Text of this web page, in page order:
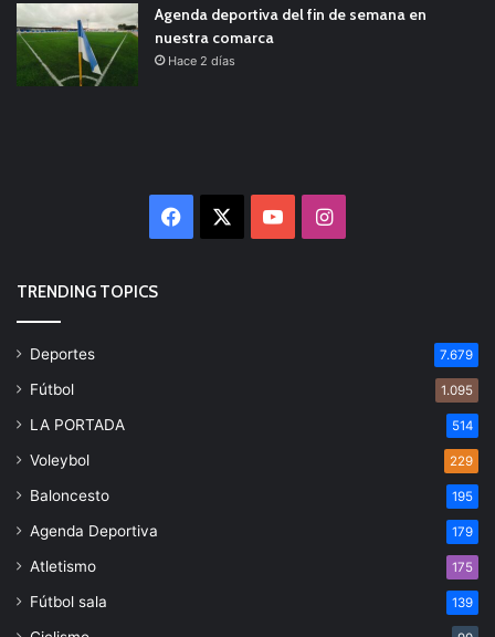
Agenda deportiva del fin de semana en
nuestra comarca
Hace 2 días
Facebook YouTubeInstagram
TRENDING TOPICS
Deportes 7.679
Fútbol 1.095
LA PORTADA 514
Voleybol 229
Baloncesto 195
Agenda Deportiva 179
Atletismo 175
Fútbol sala 139